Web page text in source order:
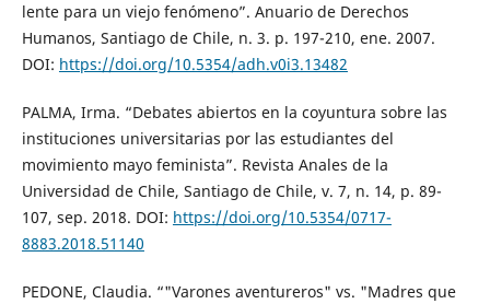
lente para un viejo fenómeno”. Anuario de Derechos
Humanos, Santiago de Chile, n. 3. p. 197-210, ene. 2007.
DOI: https://doi.org/10.5354/adh.v0i3.13482
PALMA, Irma. “Debates abiertos en la coyuntura sobre las
instituciones universitarias por las estudiantes del
movimiento mayo feminista”. Revista Anales de la
Universidad de Chile, Santiago de Chile, v. 7, n. 14, p. 89-
107, sep. 2018. DOI: https://doi.org/10.5354/0717-
8883.2018.51140
PEDONE, Claudia. “"Varones aventureros" vs. "Madres que